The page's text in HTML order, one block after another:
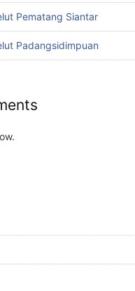
Pematang Siantar
Padangsidimpuan